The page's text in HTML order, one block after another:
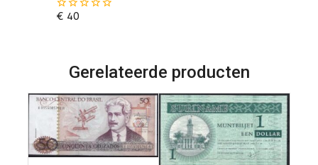
0
€40
Gerelateerde producten